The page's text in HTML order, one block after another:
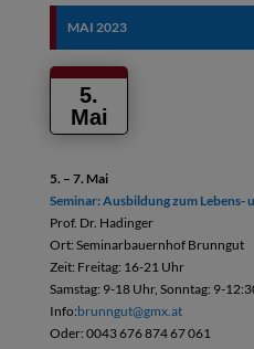
MAI 2023
5.
Mai
5. – 7. Mai
Seminar: Ausbildung zum Lebens-
Prof. Dr. Hadinger
Ort: Seminarbauernhof Brunngut
Zeit: Freitag: 16-21 Uhr
Samstag: 9-18 Uhr, Sonntag: 9-
Info:brunngut@gmx.at
Oder: 0043 676 874 67 061